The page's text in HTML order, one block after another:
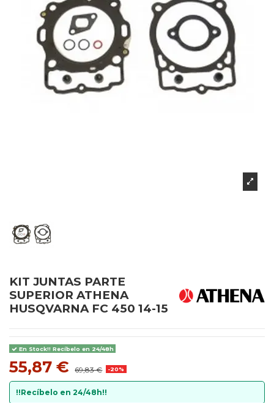
KIT JUNTAS PARTE
SUPERIOR ATHENA
HUSQVARNA FC 450 14-15
En Stock!! Recíbelo en 24/48h
55,87 € 69,83 € -20%
!!Recíbelo en 24/48h!!